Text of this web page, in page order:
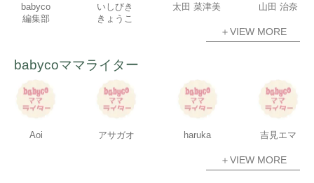
babyco
編集部
いしびき
きょうこ
太田 菜津美 山田 治奈
＋VIEW MORE
babycoママライター
Aoi アサガオ haruka 吉見エマ
＋VIEW MORE